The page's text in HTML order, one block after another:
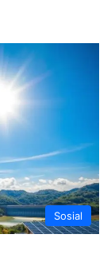
Sosial